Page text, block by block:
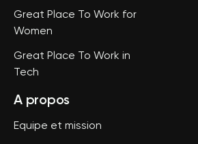
Great Place To Work for
Women
Great Place To Work in
Tech
A propos
Equipe et mission